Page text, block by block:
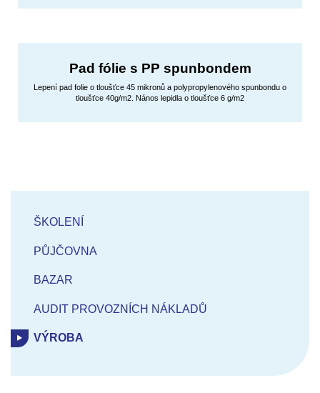
Pad fólie s PP spunbondem
Lepení pad folie o tloušťce 45 mikronů a polypropylenového spunbondu o
tloušťce 40g/m2. Nános lepidla o tloušťce 6 g/m2
ŠKOLENÍ
PŮJČOVNA
BAZAR
AUDIT PROVOZNÍCH NÁKLADŮ
VÝROBA